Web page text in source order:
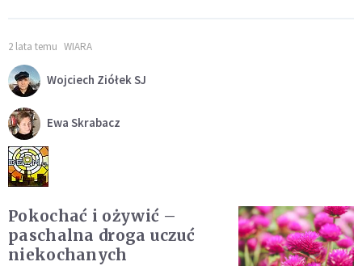
2 lata temu WIARA
Wojciech Ziółek SJ
Ewa Skrabacz
Pokochać i ożywić –
paschalna droga uczuć
niekochanych